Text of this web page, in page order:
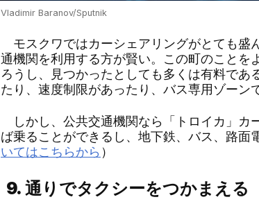
Vladimir Baranov/Sputnik
モスクワではカーシェアリングがとても盛
通機関を利用する方が賢い。この町のこと
ろうし、見つかったとしても多くは有料で
たり、速度制限があったり、バス専用ゾーン
しかし、公共交通機関なら「トロイカ」カ
ば乗ることができるし、地下鉄、バス、路面
いてはこちらから ）
9. 通りでタクシーをつかまえる